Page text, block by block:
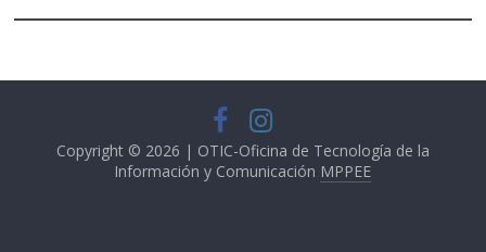
Copyright © 2026 | OTIC-Oficina de Tecnología de la
Información y Comunicación MPPEE